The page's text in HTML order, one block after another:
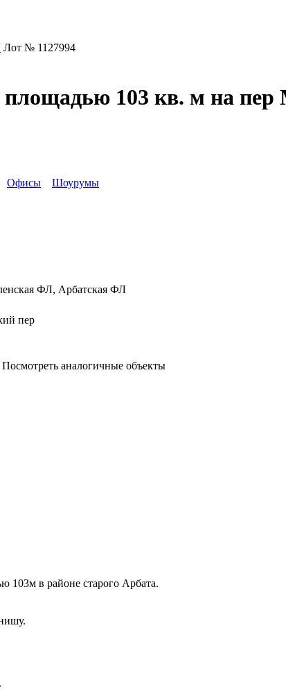
Лот № 1127994
площадью 103 кв. м на
Офисы
Шоурумы
ФЛ, Арбатская ФЛ
пер
Посмотреть аналогичные объекты
103м в районе старого Арбата.